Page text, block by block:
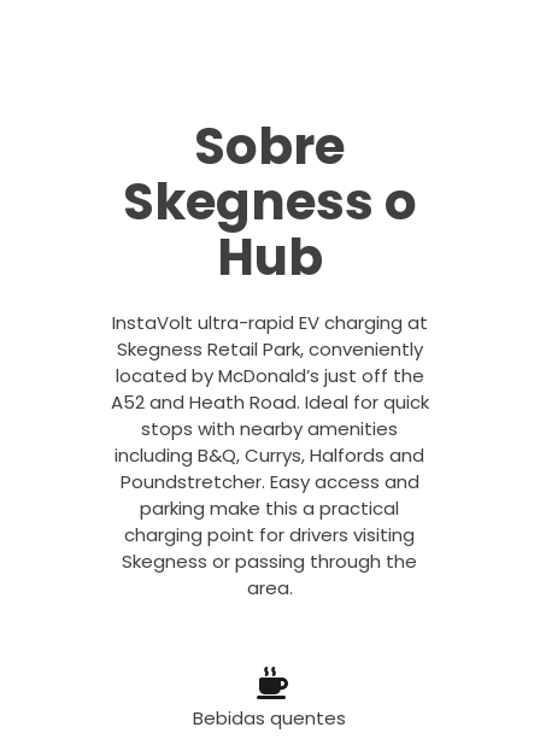
Sobre
Skegness o
Hub
InstaVolt ultra-rapid EV charging at
Skegness Retail Park, conveniently
located by McDonald’s just off the
A52 and Heath Road. Ideal for quick
stops with nearby amenities
including B&Q, Currys, Halfords and
Poundstretcher. Easy access and
parking make this a practical
charging point for drivers visiting
Skegness or passing through the
area.
Bebidas quentes